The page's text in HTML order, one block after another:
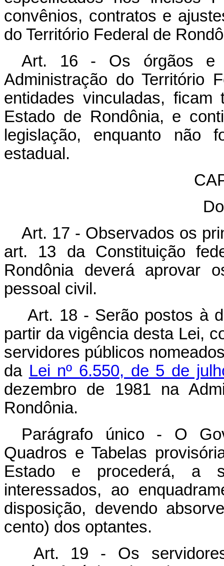
convênios, contratos e
do Território Federal de
Art. 16 - Os órgãos e
Administração do Território
entidades vinculadas,
Estado de Rondônia, e
legislação, enquanto não
estadual.
Art. 17 - Observados os
art. 13 da Constituição
Rondônia deverá aprovar
pessoal civil.
Art. 18 - Serão postos à
partir da vigência desta Lei,
servidores públicos
da Lei nº 6.550, de 5 de
dezembro de 1981 na
Rondônia.
Parágrafo único - O
Quadros e Tabelas
Estado e procederá, a
interessados, ao
disposição, devendo
cento) dos optantes.
Art. 19 - Os